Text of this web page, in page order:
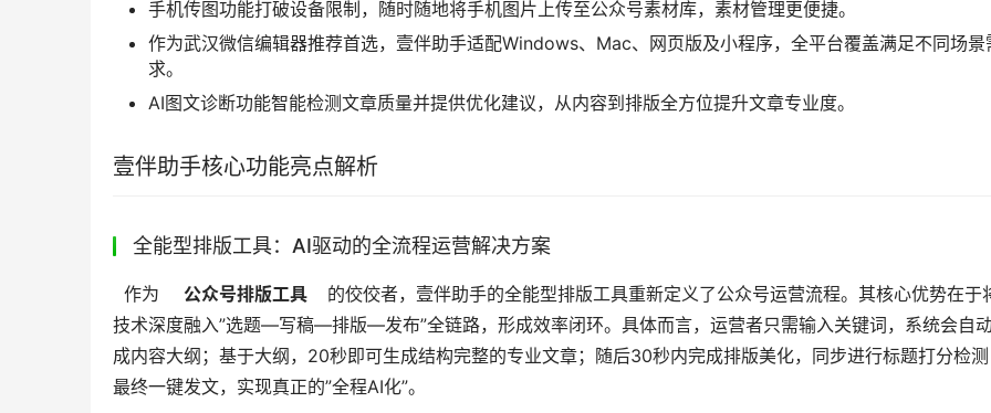
手机传图功能打破设备限制，随时随地将手机图片上传至公众号素材库，素材管理更便捷。
作为武汉微信编辑器推荐首选，壹伴助手适配Windows、Mac、网页版及小程序，全平台覆盖满足不同场景
求。
AI图文诊断功能智能检测文章质量并提供优化建议，从内容到排版全方位提升文章专业度。
壹伴助手核心功能亮点解析
全能型排版工具：AI驱动的全流程运营解决方案
  作为
   公众号排版工具
的佼佼者，壹伴助手的全能型排版工具重新定义了公众号运营流程。其核心优势在于
技术深度融入”选题—写稿—排版—发布”全链路，形成效率闭环。具体而言，运营者只需输入关键词，系统会自
成内容大纲；基于大纲，20秒即可生成结构完整的专业文章；随后30秒内完成排版美化，同步进行标题打分检
最终一键发文，实现真正的”全程AI化”。